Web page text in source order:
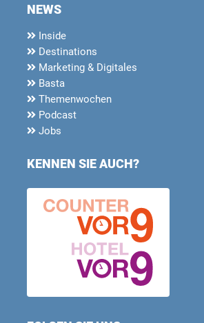
NEWS
Inside
Destinations
Marketing & Digitales
Basta
Themenwochen
Podcast
Jobs
KENNEN SIE AUCH?